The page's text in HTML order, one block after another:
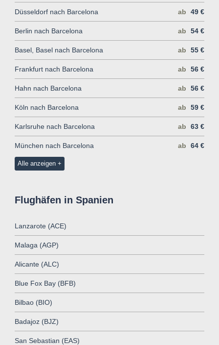
Düsseldorf nach Barcelona ab 49 €
Berlin nach Barcelona ab 54 €
Basel, Basel nach Barcelona ab 55 €
Frankfurt nach Barcelona ab 56 €
Hahn nach Barcelona ab 56 €
Köln nach Barcelona ab 59 €
Karlsruhe nach Barcelona ab 63 €
München nach Barcelona ab 64 €
Alle anzeigen
Flughäfen in Spanien
Lanzarote (ACE)
Malaga (AGP)
Alicante (ALC)
Blue Fox Bay (BFB)
Bilbao (BIO)
Badajoz (BJZ)
San Sebastian (EAS)